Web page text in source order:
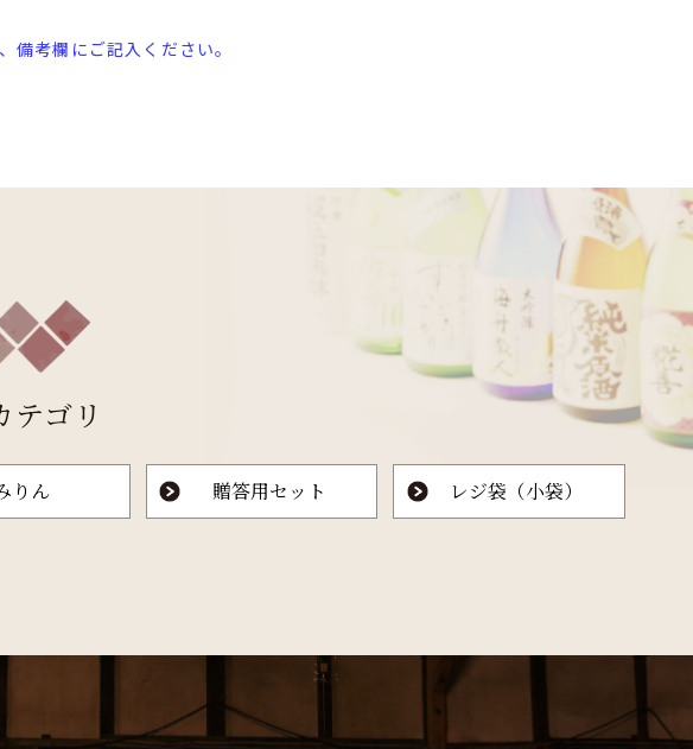
考欄にご記入ください。
テゴリ
りん 贈答用セット レジ袋（小袋）